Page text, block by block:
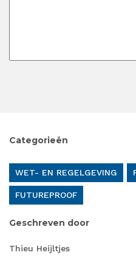
Categorieën
WET- EN REGELGEVING
FUTUREPROOF
Geschreven door
Thieu Heijltjes